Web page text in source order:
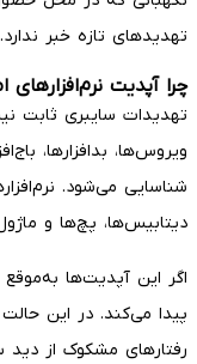
تهدیدهای تازه خبر ندارد.
چرا آپدیت
تهدیدات سایبری ثابت
ویروس‌ها، بدافزارها،
شناسایی می‌شود.
دیتابیس‌ها، پچ‌ها و
اگر این آپدیت‌ها
پیدا می‌کند. در این
رفتارهای مشکوک از دید